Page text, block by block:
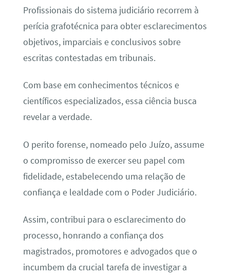
Profissionais do sistema judiciário recorrem à
perícia grafotécnica para obter esclarecimentos
objetivos, imparciais e conclusivos sobre
escritas contestadas em tribunais.
Com base em conhecimentos técnicos e
científicos especializados, essa ciência busca
revelar a verdade.
O perito forense, nomeado pelo Juízo, assume
o compromisso de exercer seu papel com
fidelidade, estabelecendo uma relação de
confiança e lealdade com o Poder Judiciário.
Assim, contribui para o esclarecimento do
processo, honrando a confiança dos
magistrados, promotores e advogados que o
incumbem da crucial tarefa de investigar a